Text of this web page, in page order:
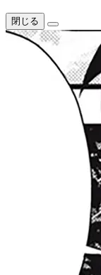
閉じる